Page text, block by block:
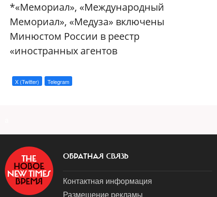
*«Мемориал», «Международный
Мемориал», «Медуза» включены
Минюстом России в реестр
«иностранных агентов
X (Twitter) Telegram
ОБРАТНАЯ СВЯЗЬ
Контактная информация
Размещение рекламы